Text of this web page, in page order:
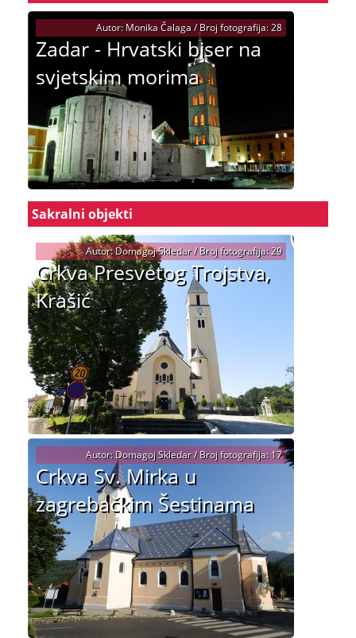
Zadar - Hrvatski biser na
svjetskim morima
Autor: Monika Čalaga / Broj fotografija: 28
Sakralni objekti
Crkva Presvetog Trojstva,
Krašić
Autor: Domagoj Skledar / Broj fotografija: 29
Crkva Sv. Mirka u
zagrebačkim Šestinama
Autor: Domagoj Skledar / Broj fotografija: 17